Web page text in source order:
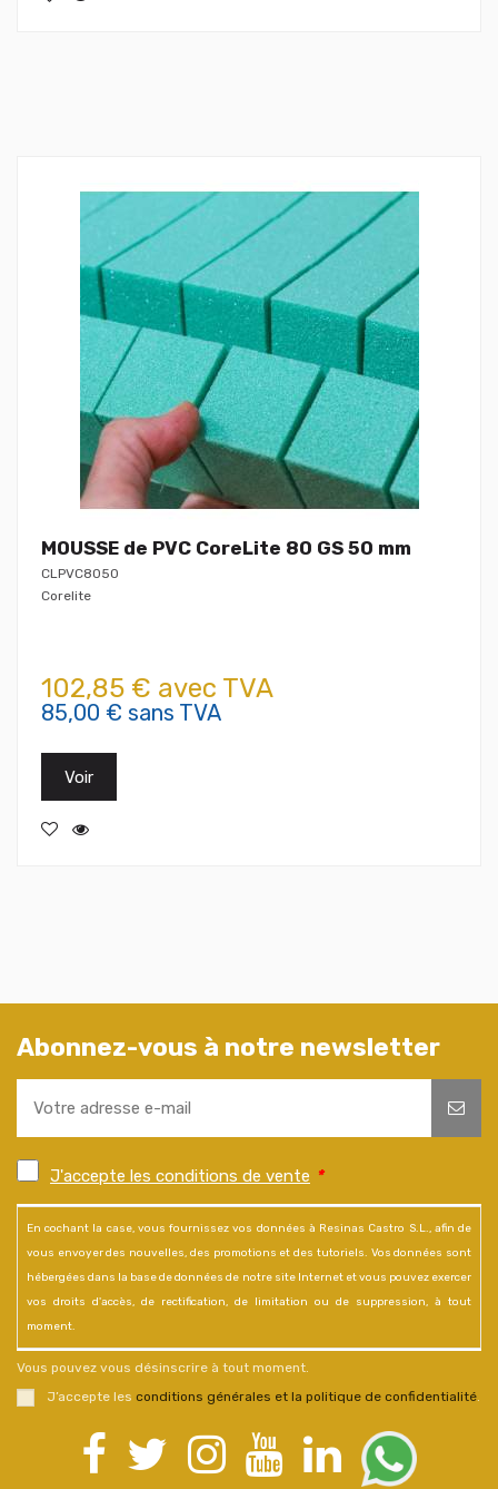
MOUSSE de PVC CoreLite 80 GS 50 mm
CLPVC8050
Corelite
102,85 € avec TVA
85,00 € sans TVA
Voir
Abonnez-vous à notre newsletter
J'accepte les conditions de vente *
En cochant la case, vous fournissez vos données à Resinas Castro S.L., afin de
vous envoyer des nouvelles, des promotions et des tutoriels. Vos données sont
hébergées dans la base de données de notre site Internet et vous pouvez exercer
vos droits d'accès, de rectification, de limitation ou de suppression, à tout
moment.
Vous pouvez vous désinscrire à tout moment.
J’accepte les conditions générales et la politique de confidentialité.